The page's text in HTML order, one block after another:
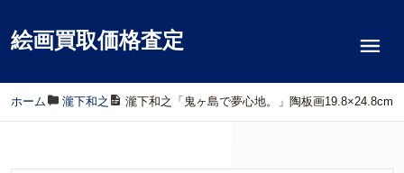
絵画買取価格査定
ホーム / 瀧下和之 / 瀧下和之「鬼ヶ島で夢心地。」陶板画19.8×24.8cm